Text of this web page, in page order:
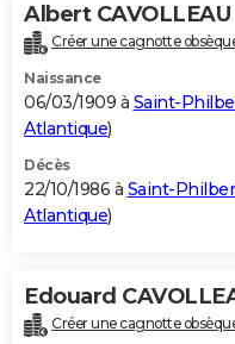
Albert CAVOLLEAU
Créer une cagnotte
Naissance
06/03/1909 à Saint-
Atlantique)
Décès
22/10/1986 à Saint-
Atlantique)
Edouard
Créer une cagnotte